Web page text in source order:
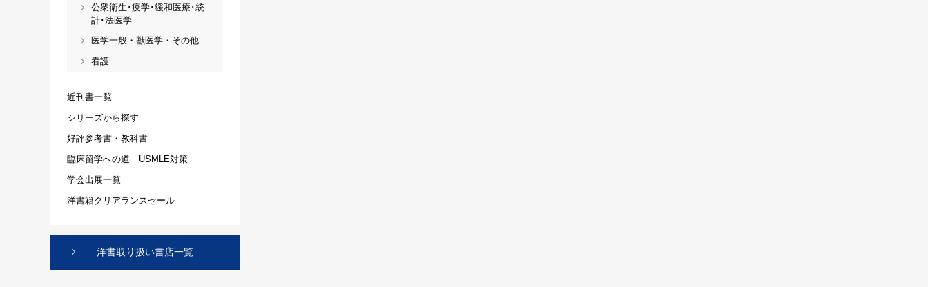
公衆衛生･疫学･緩和医療･統
計･法医学
医学一般・獣医学・その他
看護
近刊書一覧
シリーズから探す
好評参考書・教科書
臨床留学への道 USMLE対策
学会出展一覧
洋書籍クリアランスセール
洋書取り扱い書店一覧